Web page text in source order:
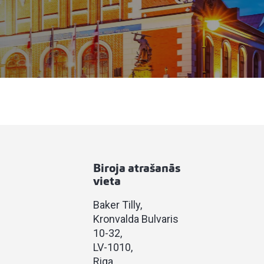
Biroja atrašanās
vieta
Baker Tilly
Kronvalda Bulvaris
10-32
LV-1010
Riga